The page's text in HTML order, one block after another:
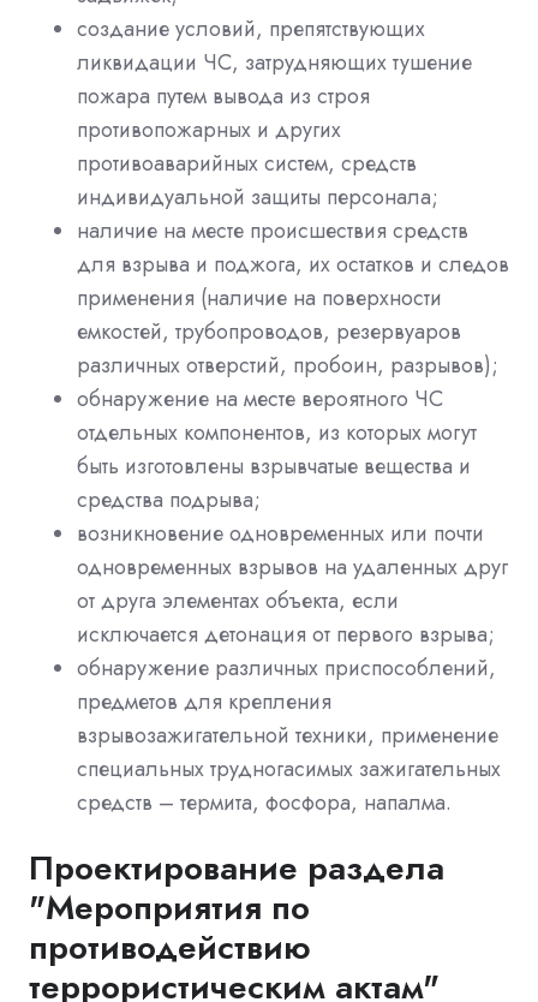
создание условий, препятствующих
ликвидации ЧС, затрудняющих тушение
пожара путем вывода из строя
противопожарных и других
противоаварийных систем, средств
индивидуальной защиты персонала;
наличие на месте происшествия средств
для взрыва и поджога, их остатков и следов
применения (наличие на поверхности
емкостей, трубопроводов, резервуаров
различных отверстий, пробоин, разрывов);
обнаружение на месте вероятного ЧС
отдельных компонентов, из которых могут
быть изготовлены взрывчатые вещества и
средства подрыва;
возникновение одновременных или почти
одновременных взрывов на удаленных друг
от друга элементах объекта, если
исключается детонация от первого взрыва;
обнаружение различных приспособлений,
предметов для крепления
взрывозажигательной техники, применение
специальных трудногасимых зажигательных
средств – термита, фосфора, напалма.
Проектирование раздела
"Мероприятия по
противодействию
террористическим актам"